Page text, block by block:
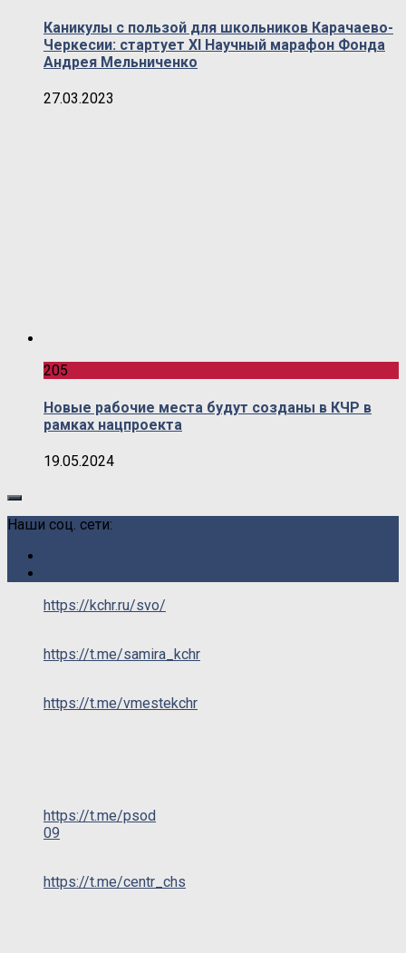
Каникулы с пользой для школьников Карачаево-
Черкесии: стартует XI Научный марафон Фонда
Андрея Мельниченко
27.03.2023
205
Новые рабочие места будут созданы в КЧР в
рамках нацпроекта
19.05.2024
Наши соц. сети:
https://kchr.ru/svo/
https://t.me/samira_kchr
https://t.me/vmestekchr
https://t.me/psod
09
https://t.me/centr_chs